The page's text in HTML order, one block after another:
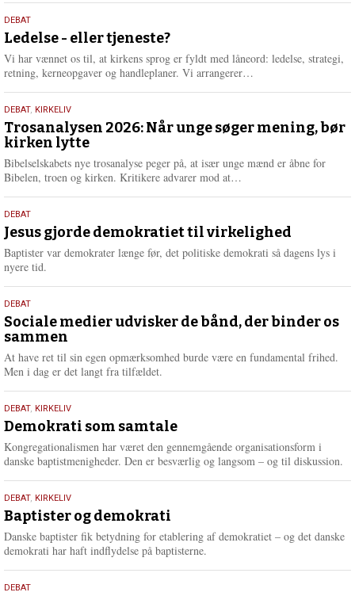
e
r
e
10.
juni
2026
DEBAT
Ledelse - eller tjeneste?
Vi har vænnet os til, at kirkens sprog er fyldt med låneord: ledelse, strategi,
retning, kerneopgaver og handleplaner. Vi arrangerer…
e
2.
juni
2026
DEBAT, KIRKELIV
Trosanalysen 2026: Når unge søger mening, bør
kirken lytte
Bibelselskabets nye trosanalyse peger på, at især unge mænd er åbne for
Bibelen, troen og kirken. Kritikere advarer mod at…
e
r
18.
maj
2026
DEBAT
Jesus gjorde demokratiet til virkelighed
Baptister var demokrater længe før, det politiske demokrati så dagens lys i
nyere tid.
18.
maj
2026
DEBAT
Sociale medier udvisker de bånd, der binder os
sammen
At have ret til sin egen opmærksomhed burde være en fundamental frihed.
Men i dag er det langt fra tilfældet.
18.
maj
2026
DEBAT, KIRKELIV
Demokrati som samtale
Kongregationalismen har været den gennemgående organisationsform i
danske baptistmenigheder. Den er besværlig og langsom – og til diskussion.
18.
maj
2026
DEBAT, KIRKELIV
Baptister og demokrati
Danske baptister fik betydning for etablering af demokratiet – og det danske
demokrati har haft indflydelse på baptisterne.
18.
DEBAT